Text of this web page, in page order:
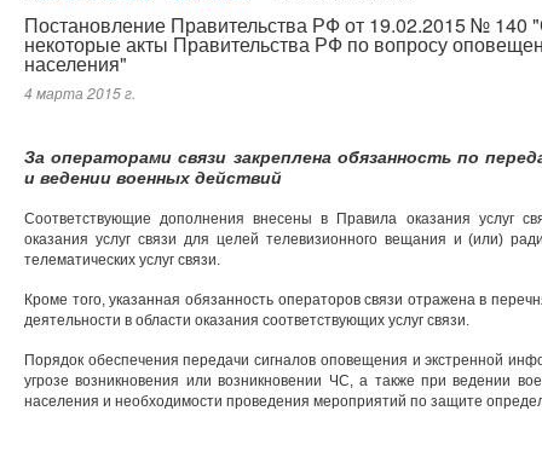
Постановление Правительства РФ от 19.02.2015 № 140
некоторые акты Правительства РФ по вопросу
населения"
4 марта 2015 г.
За операторами связи закреплена обязанность по
и ведении военных действий
Соответствующие дополнения внесены в Правила оказания услуг
оказания услуг связи для целей телевизионного вещания и (или)
телематических услуг связи.
Кроме того, указанная обязанность операторов связи отражена в
деятельности в области оказания соответствующих услуг связи.
Порядок обеспечения передачи сигналов оповещения и экстренной
угрозе возникновения или возникновении ЧС, а также при ведении
населения и необходимости проведения мероприятий по защите